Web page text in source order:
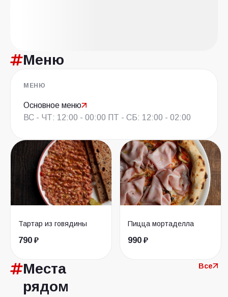
Меню
МЕНЮ
Основное меню
ВС - ЧТ: 12:00 - 00:00 ПТ - СБ: 12:00 - 02:00
Тартар из говядины
790 ₽
Пицца мортаделла
990 ₽
Места
рядом
Все